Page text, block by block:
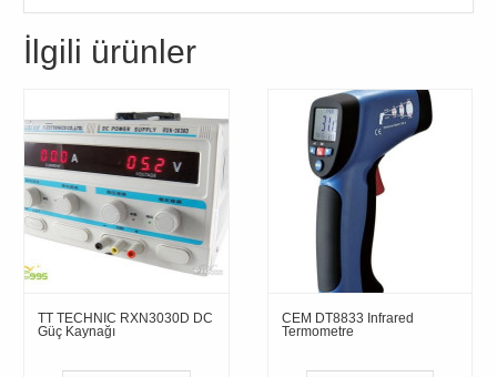
İlgili ürünler
TT TECHNIC RXN3030D DC
Güç Kaynağı
CEM DT8833 Infrared
Termometre